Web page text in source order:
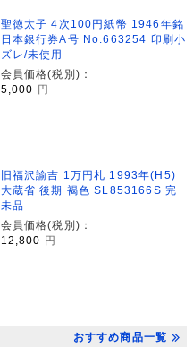
聖徳太子 4次100円紙幣 1946年銘
日本銀行券A号 No.663254 印刷小
ズレ/未使用
会員価格(税別)：
5,000 円
旧福沢諭吉 1万円札 1993年(H5)
大蔵省 後期 褐色 SL853166S 完
未品
会員価格(税別)：
12,800
円
おすすめ商品一覧